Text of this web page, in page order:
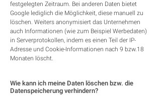
festgelegten Zeitraum. Bei anderen Daten bietet
Google lediglich die Möglichkeit, diese manuell zu
löschen. Weiters anonymisiert das Unternehmen
auch Informationen (wie zum Beispiel Werbedaten)
in Serverprotokollen, indem es einen Teil der IP-
Adresse und Cookie-Informationen nach 9 bzw.18
Monaten löscht.
Wie kann ich meine Daten löschen bzw. die
Datenspeicherung verhindern?